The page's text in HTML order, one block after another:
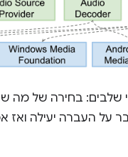
בחירה של מה